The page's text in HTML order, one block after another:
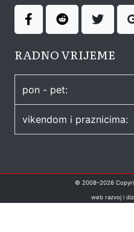
RADNO VRIJEME
pon - pet:
vikendom i praznicima:
© 2008–2026
web razvoj i